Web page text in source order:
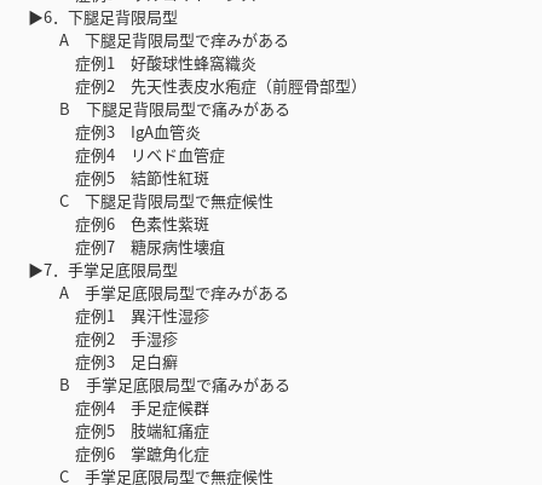
▶6．下腿足背限局型
A 下腿足背限局型で痒みがある
症例1 好酸球性蜂窩織炎
症例2 先天性表皮水疱症（前脛骨部型）
B 下腿足背限局型で痛みがある
症例3 IgA血管炎
症例4 リベド血管症
症例5 結節性紅斑
C 下腿足背限局型で無症候性
症例6 色素性紫斑
症例7 糖尿病性壊疽
▶7．手掌足底限局型
A 手掌足底限局型で痒みがある
症例1 異汗性湿疹
症例2 手湿疹
症例3 足白癬
B 手掌足底限局型で痛みがある
症例4 手足症候群
症例5 肢端紅痛症
症例6 掌蹠角化症
C 手掌足底限局型で無症候性